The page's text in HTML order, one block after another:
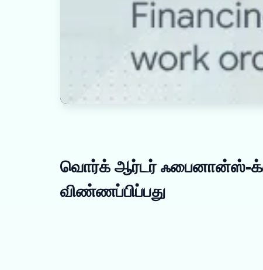
வொர்க் ஆர்டர் ஃபைனான்ஸ்-
விண்ணப்பிப்பது